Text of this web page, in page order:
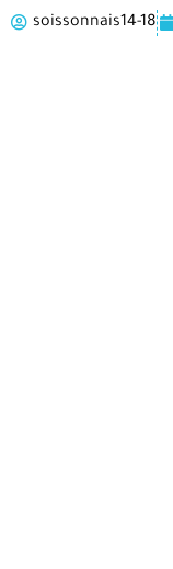
soissonnais14-18